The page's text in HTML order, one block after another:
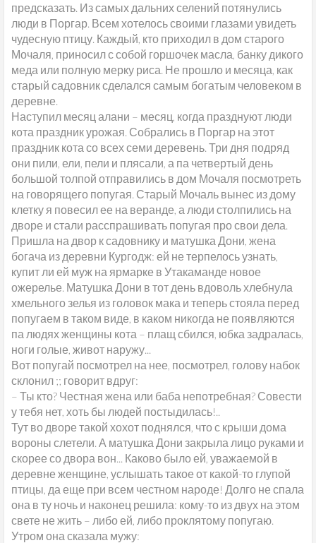
предсказать. Из самых дальних селений потянулись
люди в Поргар. Всем хотелось своими глазами увидеть
чудесную птицу. Каждый, кто приходил в дом старого
Мочаля, приносил с собой горшочек масла, банку дикого
меда или полную мерку риса. Не прошло и месяца, как
старый садовник сделался самым богатым человеком в
деревне.
Наступил месяц алани – месяц, когда празднуют люди
кота праздник урожая. Собрались в Поргар на этот
праздник кота со всех семи деревень. Три дня подряд
они пили, ели, пели и плясали, а па четвертый день
большой толпой отправились в дом Мочаля посмотреть
на говорящего попугая. Старый Мочаль вынес из дому
клетку я повесил ее на веранде, а люди столпились на
дворе и стали расспрашивать попугая про свои дела.
Пришла на двор к садовнику и матушка Дони, жена
богача из деревни Кургодж: ей не терпелось узнать,
купит ли ей муж на ярмарке в Утакаманде новое
ожерелье. Матушка Дони в тот день вдоволь хлебнула
хмельного зелья из головок мака и теперь стояла перед
попугаем в таком виде, в каком никогда не появляются
па людях женщины кота – плащ сбился, юбка задралась,
ноги голые, живот наружу...
Вот попугай посмотрел на нее, посмотрел, голову набок
склонил ;; говорит вдруг:
– Ты кто? Честная жена или баба непотребная? Совести
у тебя нет, хоть бы людей постыдилась!..
Тут во дворе такой хохот поднялся, что с крыши дома
вороны слетели. А матушка Дони закрыла лицо руками и
скорее со двора вон... Каково было ей, уважаемой в
деревне женщине, услышать такое от какой-то глупой
птицы, да еще при всем честном народе! Долго не спала
она в ту ночь и наконец решила: кому-то из двух на этом
свете не жить – либо ей, либо проклятому попугаю.
Утром она сказала мужу: